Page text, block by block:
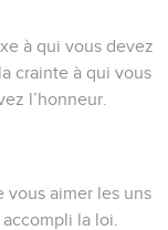
à qui vous devez
crainte à qui vous
l’honneur.
vous aimer les uns
la loi.